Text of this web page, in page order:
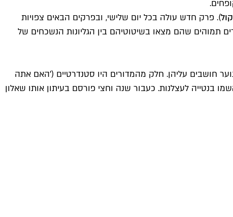
). פרק חדש עולה בכל יום שלישי, ובפרקים הבאים צפויות
טיפשעשרה אספו עבורנו 10 דברים תמוהים שהם מצאו בשיטוטיהם בין הגליונות הנשכחים של
חושבים עליהן. חלק מהמדורים היו סטנדרטיים ('האם אתה
כושר ריכוז, ואם לא – הם הואשמו בנטייה לעצלנות. כעבור שנה וחצי פורסם בעיתון אותו שאלון